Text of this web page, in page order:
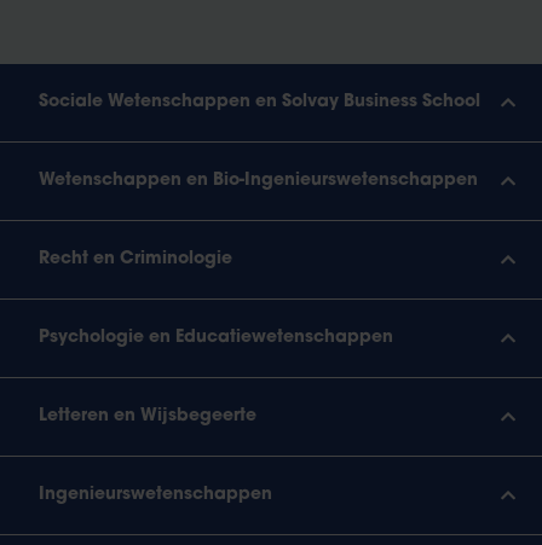
Sociale Wetenschappen en Solvay Business School
Wetenschappen en Bio-Ingenieurswetenschappen
Recht en Criminologie
Psychologie en Educatiewetenschappen
Letteren en Wijsbegeerte
Ingenieurswetenschappen